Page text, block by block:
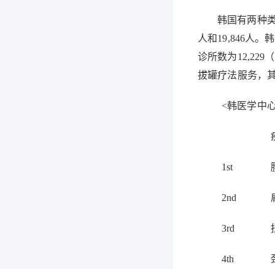
韩国有两种
人和19,846人。
诊所数为12,229
拔罐疗法服务，
<韩医学中
1st
2nd
3rd
4th